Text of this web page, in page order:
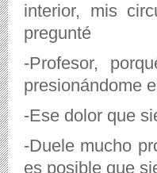
interior, mis
pregunté
-Profesor,
presionándome
-Ese dolor que
-Duele mucho
es posible que